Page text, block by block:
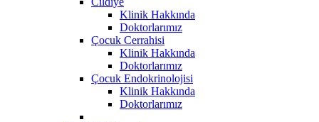
Klinik Hakkında
Doktorlarımız
Çocuk Cerrahisi
Klinik Hakkında
Doktorlarımız
Çocuk Endokrinolojisi
Klinik Hakkında
Doktorlarımız